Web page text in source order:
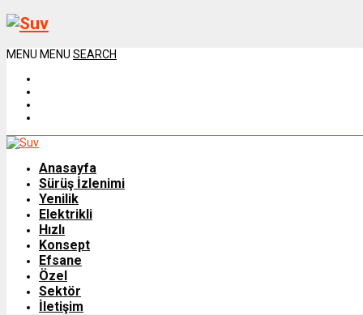
MENU MENU SEARCH
Anasayfa
Sürüş İzlenimi
Yenilik
Elektrikli
Hızlı
Konsept
Efsane
Özel
Sektör
İletişim